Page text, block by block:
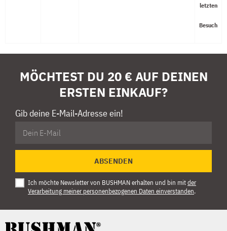
letzten
Besuch
MÖCHTEST DU 20 € AUF DEINEN
ERSTEN EINKAUF?
Gib deine E-Mail-Adresse ein!
ABSENDEN
Ich möchte Newsletter von BUSHMAN erhalten und bin mitder
Verarbeitung meiner personenbezogenen Daten einverstanden.